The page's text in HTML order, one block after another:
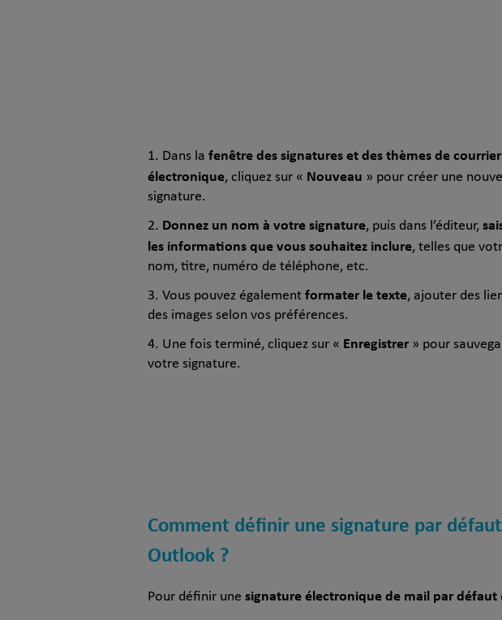
Dans la fenêtre des signatures et des thèmes de courrier
électronique, cliquez sur « Nouveau » pour créer une
signature.
Donnez un nom à votre signature, puis dans l’éditeur,
les informations que vous souhaitez inclure, telles que
nom, titre, numéro de téléphone, etc.
Vous pouvez également formater le texte, ajouter des
des images selon vos préférences.
Une fois terminé, cliquez sur « Enregistrer » pour
votre signature.
Comment définir une signature par
Outlook ?
Pour définir une signature électronique de mail par défaut